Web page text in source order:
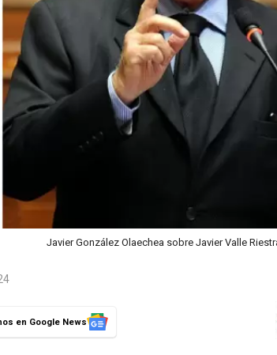
Javier González Olaechea sobre Javier Valle
en Google News